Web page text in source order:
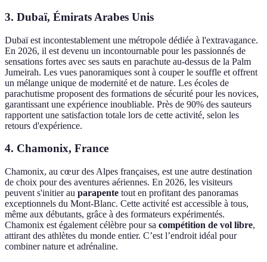
3. Dubaï, Émirats Arabes Unis
Dubaï est incontestablement une métropole dédiée à l'extravagance.
En 2026, il est devenu un incontournable pour les passionnés de
sensations fortes avec ses sauts en parachute au-dessus de la Palm
Jumeirah. Les vues panoramiques sont à couper le souffle et offrent
un mélange unique de modernité et de nature. Les écoles de
parachutisme proposent des formations de sécurité pour les novices,
garantissant une expérience inoubliable. Près de 90% des sauteurs
rapportent une satisfaction totale lors de cette activité, selon les
retours d'expérience.
4. Chamonix, France
Chamonix, au cœur des Alpes françaises, est une autre destination
de choix pour des aventures aériennes. En 2026, les visiteurs
peuvent s'initier au parapente tout en profitant des panoramas
exceptionnels du Mont-Blanc. Cette activité est accessible à tous,
même aux débutants, grâce à des formateurs expérimentés.
Chamonix est également célèbre pour sa compétition de vol libre,
attirant des athlètes du monde entier. C’est l’endroit idéal pour
combiner nature et adrénaline.